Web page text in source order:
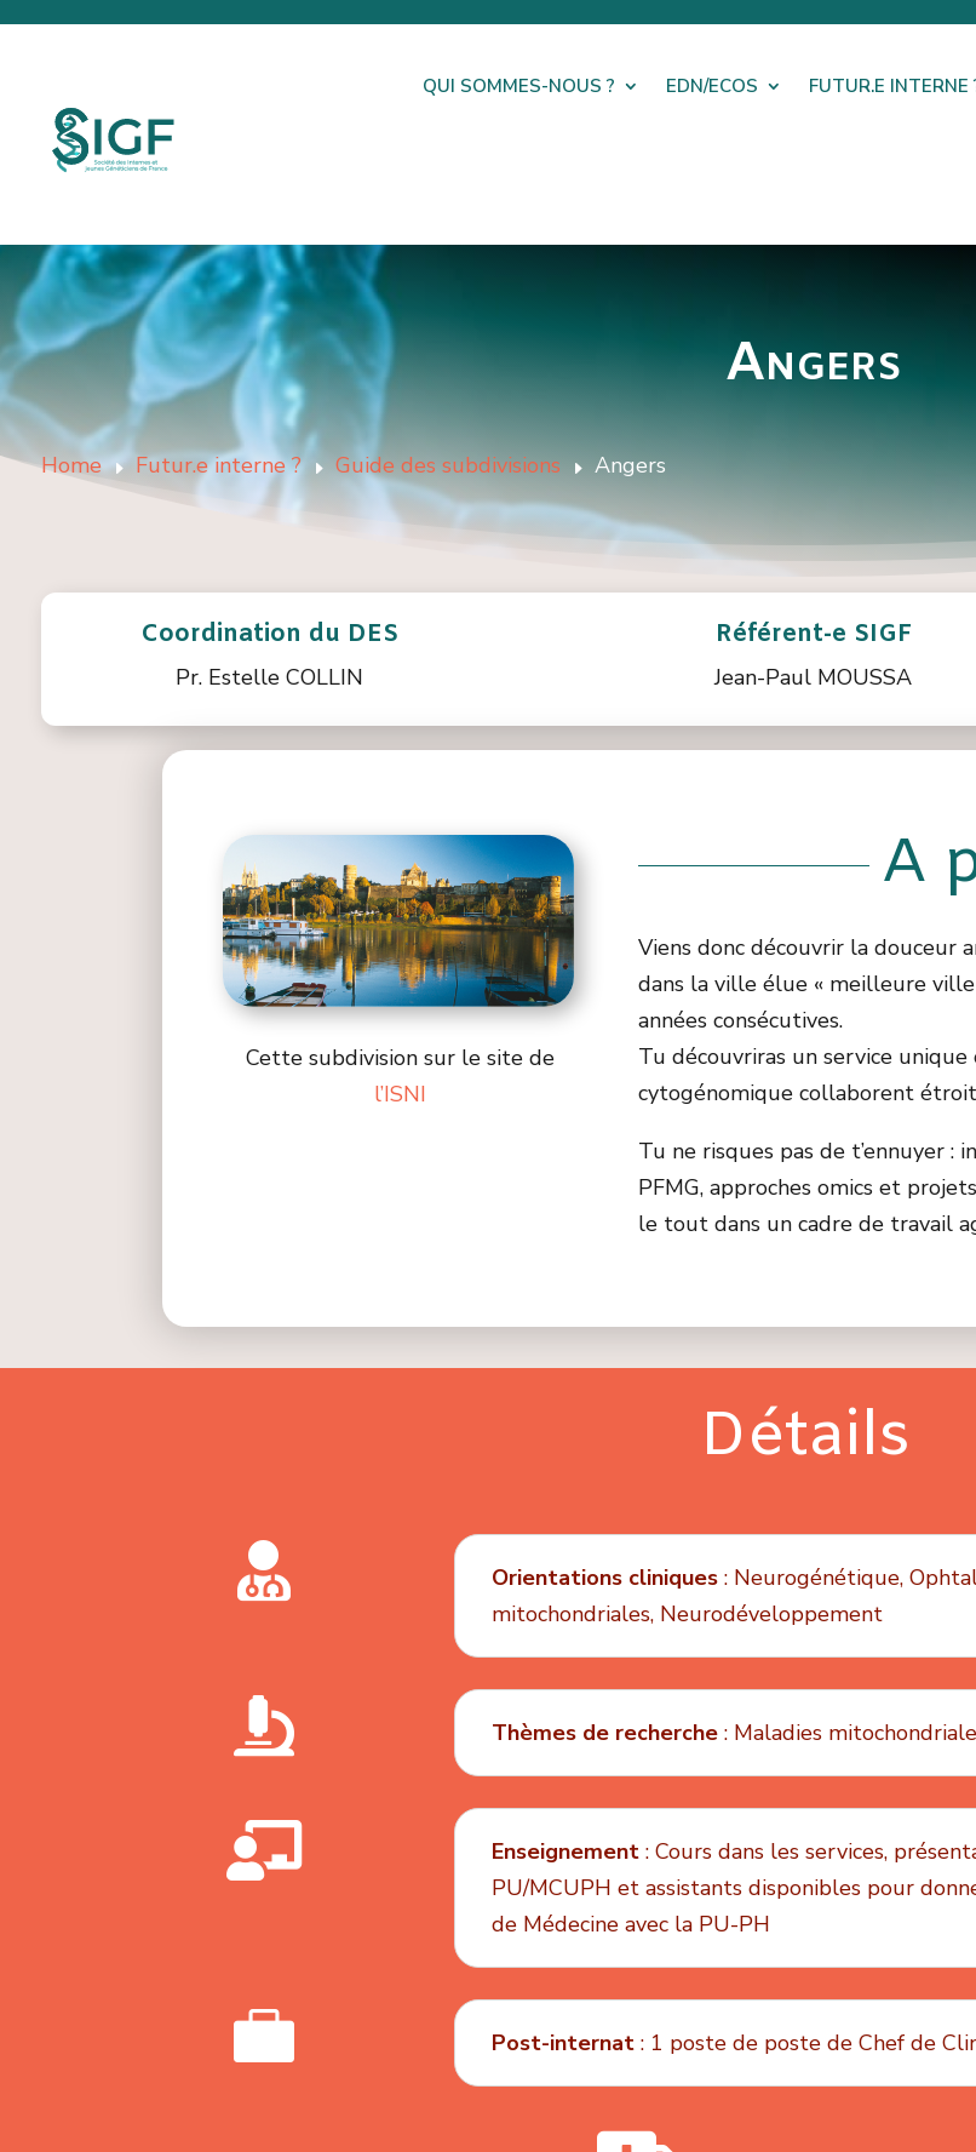
QUI SOMMES-NOUS ? EDN/ECOS FUTUR.E INTERNE
Angers
Home E Futur.e interne ? E Guide des subdivisions E Angers
Coordination du DES
Pr. Estelle COLLIN
Référent-e SIGF
Jean-Paul MOUSSA
Cette subdivision sur le site de
l’ISNI
A
Viens donc découvrir la douceur
dans la ville élue « meilleure
années consécutives.
Tu découvriras un service
cytogénomique collaborent
Tu ne risques pas de t’ennuyer
PFMG, approches omics et
le tout dans un cadre de travail
Détails
 Orientations cliniques: Neurogénétique,
mitochondriales, Neurodéveloppement
 Thèmes de recherche: Maladies
 Enseignement: Cours dans les services,
PU/MCUPH et assistants disponibles pour
de Médecine avec la PU-PH
 Post-internat: 1 poste de poste de Chef de